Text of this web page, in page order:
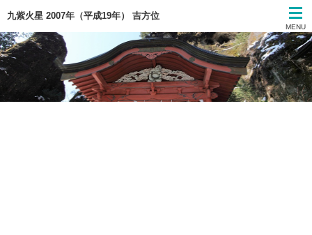
九紫火星 2007年（平成19年） 吉方位
MENU